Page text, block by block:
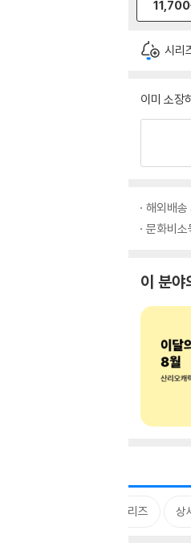
11,700
시리
이미 소장
해외배송
문화비소
이 분야
시리즈 상